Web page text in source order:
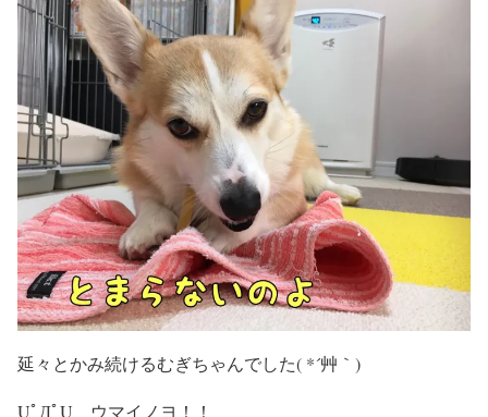
延々とかみ続けるむぎちゃんでした( *´艸｀)
UﾟДﾟU ウマイノヨ！！